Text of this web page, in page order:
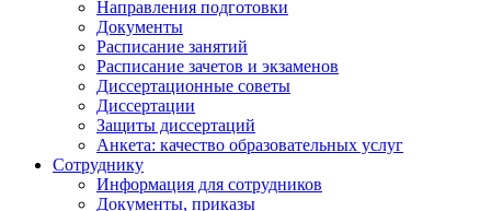
Направления подготовки
Документы
Расписание занятий
Расписание зачетов и экзаменов
Диссертационные советы
Диссертации
Защиты диссертаций
Анкета: качество образовательных услуг
Сотруднику
Информация для сотрудников
Документы, приказы